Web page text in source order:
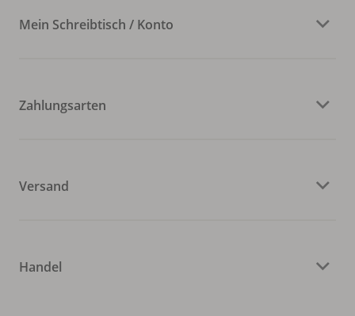
Mein Schreibtisch / Konto
Zahlungsarten
Versand
Handel